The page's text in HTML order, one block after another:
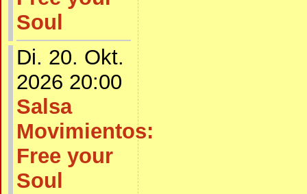
Soul
Di. 20. Okt.
2026 20:00
Salsa
Movimientos:
Free your
Soul